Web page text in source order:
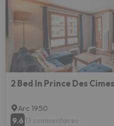
Arc 1950
9.6 13 commentaires